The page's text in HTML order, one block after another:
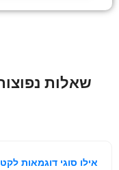
שאלות
אילו סוגי דוגמאות